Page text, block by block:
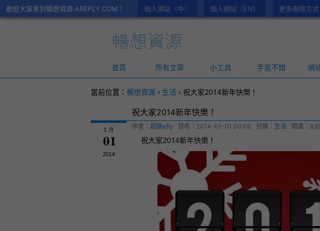
歡迎大家來到暢想資源 AREFLY.COM！ 個人網站（中） 個人網站（EN） 更多聯絡方式
首頁 所有文章 小工具 手氣不錯 網
當前位置： 暢想資源 › 生活 › 祝大家2014新年快樂！
祝大家2014新年快樂！
1 月
01
2014
作者： 超級efly 發布： 2014-01-01 00:00 分類： 生活 閱讀：
祝大家2014新年快樂！